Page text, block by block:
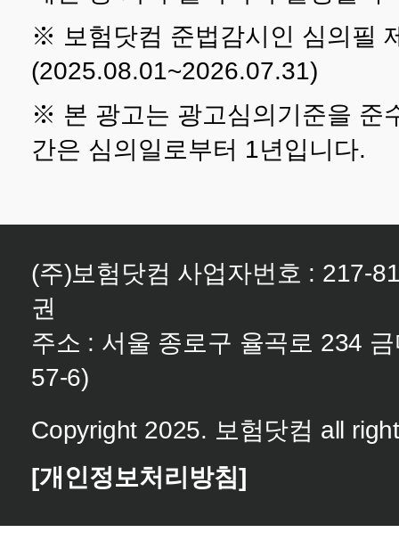
※ 보험닷컴 준법감시인 심의필
(2025.08.01~2026.07.31)
※ 본 광고는 광고심의기준을 준
간은 심의일로부터 1년입니다.
(주)보험닷컴 사업자번호 : 217-
권
주소 : 서울 종로구 율곡로 234
57-6)
Copyright 2025. 보험닷컴 all
[개인정보처리방침]